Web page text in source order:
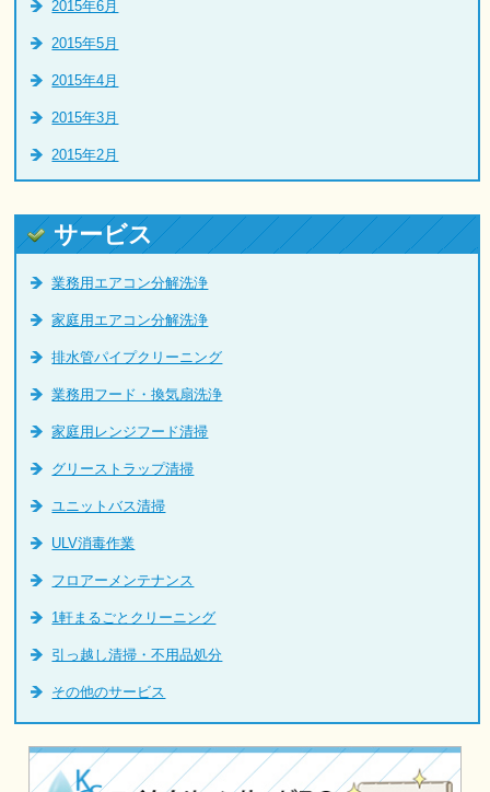
2015年6月
2015年5月
2015年4月
2015年3月
2015年2月
サービス
業務用エアコン分解洗浄
家庭用エアコン分解洗浄
排水管パイプクリーニング
業務用フード・換気扇洗浄
家庭用レンジフード清掃
グリーストラップ清掃
ユニットバス清掃
ULV消毒作業
フロアーメンテナンス
1軒まるごとクリーニング
引っ越し清掃・不用品処分
その他のサービス